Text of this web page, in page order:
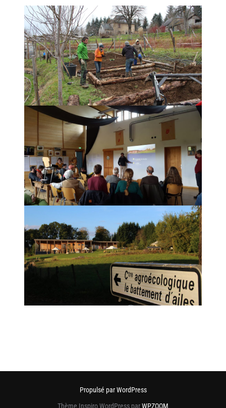
Propulsé par WordPress
Thème Inspiro WordPress parWPZOOM